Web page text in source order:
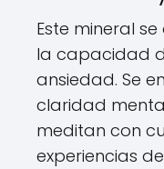
Este mineral
la capacidad
ansiedad. Se
claridad
meditan con
experiencias